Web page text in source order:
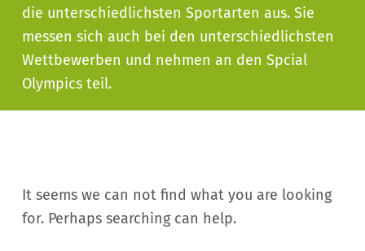
die unterschiedlichsten Sportarten aus. Sie
messen sich auch bei den unterschiedlichsten
Wettbewerben und nehmen an den Spcial
Olympics teil.
It seems we can not find what you are looking
for. Perhaps searching can help.